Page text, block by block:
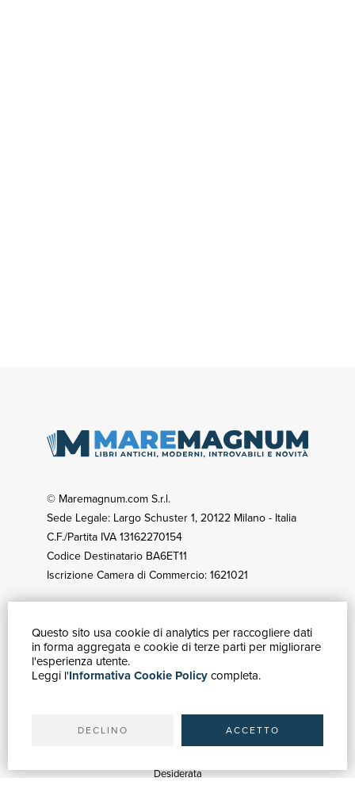
Questo sito usa cookie di analytics per raccogliere dati
in forma aggregata e cookie di terze parti per migliorare
l'esperienza utente.
Leggi l'Informativa Cookie Policycompleta.
DECLINO ACCETTO
© Maremagnum.com S.r.l.
Sede Legale: Largo Schuster 1, 20122 Milano - Italia
C.F./Partita IVA 13162270154
Codice Destinatario BA6ET11
Iscrizione Camera di Commercio: 1621021
GUIDA ACQUISTI
Catalogo
Ricerca avanzata
Spedizioni
Desiderata